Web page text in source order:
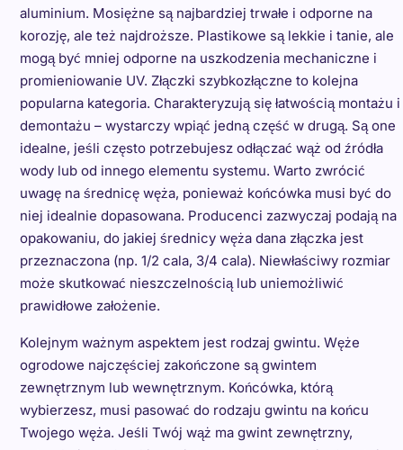
aluminium. Mosiężne są najbardziej trwałe i odporne na
korozję, ale też najdroższe. Plastikowe są lekkie i tanie, ale
mogą być mniej odporne na uszkodzenia mechaniczne i
promieniowanie UV. Złączki szybkozłączne to kolejna
popularna kategoria. Charakteryzują się łatwością montażu i
demontażu – wystarczy wpiąć jedną część w drugą. Są one
idealne, jeśli często potrzebujesz odłączać wąż od źródła
wody lub od innego elementu systemu. Warto zwrócić
uwagę na średnicę węża, ponieważ końcówka musi być do
niej idealnie dopasowana. Producenci zazwyczaj podają na
opakowaniu, do jakiej średnicy węża dana złączka jest
przeznaczona (np. 1/2 cala, 3/4 cala). Niewłaściwy rozmiar
może skutkować nieszczelnością lub uniemożliwić
prawidłowe założenie.
Kolejnym ważnym aspektem jest rodzaj gwintu. Węże
ogrodowe najczęściej zakończone są gwintem
zewnętrznym lub wewnętrznym. Końcówka, którą
wybierzesz, musi pasować do rodzaju gwintu na końcu
Twojego węża. Jeśli Twój wąż ma gwint zewnętrzny,